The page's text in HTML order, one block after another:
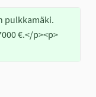
pulkkamäki.
€.</p><p>